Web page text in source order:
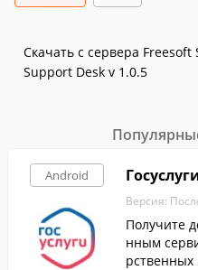
Скачать с сервера Freesoft
Support Desk v 1.0.5
Android
Версия:
Получите
нным
рственных